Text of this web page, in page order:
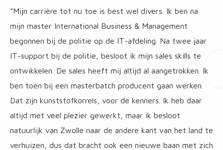
”Mijn carrière tot nu toe is best wel divers. Ik ben na
mijn master International Business & Management
begonnen bij de politie op de IT-afdeling. Na twee jaar
IT-support bij de politie, besloot ik mijn sales skills te
ontwikkelen. De sales heeft mij altijd al aangetrokken. Ik
ben toen bij een masterbatch producent gaan werken.
Dat zijn kunststofkorrels, voor de kenners. Ik heb daar
altijd met veel plezier gewerkt, maar ik besloot
natuurlijk van Zwolle naar de andere kant van het land te
verhuizen, dus dat bracht ook een nieuwe baan met zich